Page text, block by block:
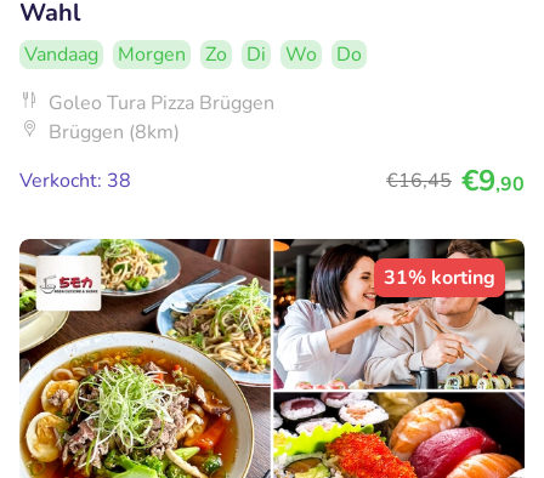
Wahl
Vandaag Morgen Zo Di Wo
Do
Goleo Tura Pizza Brüggen
Brüggen (8km)
Verkocht: 38
€16,45 €9,90
31% korting